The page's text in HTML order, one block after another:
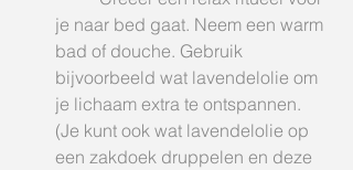
je naar bed gaat. Neem een warm
bad of douche. Gebruik
bijvoorbeeld wat lavendelolie om
je lichaam extra te ontspannen.
(Je kunt ook wat lavendelolie op
een zakdoek druppelen en deze